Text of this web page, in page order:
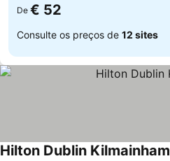
De € 52
Consulte os preços de 12 sites
Hilton Dublin Kilmainham